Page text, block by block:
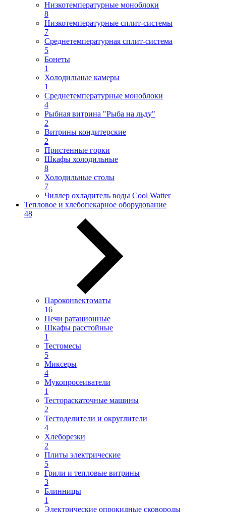
Низкотемпературные моноблоки
8
Низкотемпературные сплит-системы
7
Среднетемпературная сплит-система
5
Бонеты
1
Холодильные камеры
1
Среднетемпературные моноблоки
4
Рыбная витрина "Рыба на льду"
2
Витрины кондитерские
2
Пристенные горки
Шкафы холодильные
8
Холодильные столы
7
Чиллер охладитель воды Cool Watter
Тепловое и хлебопекарное оборудование
48
Пароконвектоматы
16
Печи ратационные
Шкафы расстойные
1
Тестомесы
5
Миксеры
4
Мукопросеиватели
1
Тестораскаточные машины
2
Тестоделители и округлители
4
Хлеборезки
2
Плиты электрические
5
Грили и тепловые витрины
3
Блинницы
1
Электрические опрокидные сковороды